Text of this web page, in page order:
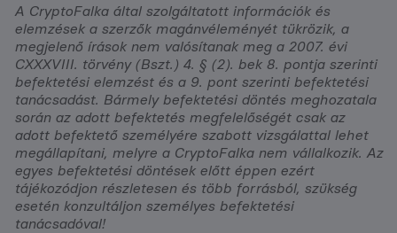
A CryptoFalka által szolgáltatott információk és
elemzések a szerzők magánvéleményét tükrözik, a
megjelenő írások nem valósítanak meg a 2007. évi
CXXXVIII. törvény (Bszt.) 4. § (2). bek 8. pontja szerinti
befektetési elemzést és a 9. pont szerinti befektetési
tanácsadást. Bármely befektetési döntés meghozatala
során az adott befektetés megfelelőségét csak az
adott befektető személyére szabott vizsgálattal lehet
megállapítani, melyre a CryptoFalka nem vállalkozik. Az
egyes befektetési döntések előtt éppen ezért
tájékozódjon részletesen és több forrásból, szükség
esetén konzultáljon személyes befektetési
tanácsadóval!